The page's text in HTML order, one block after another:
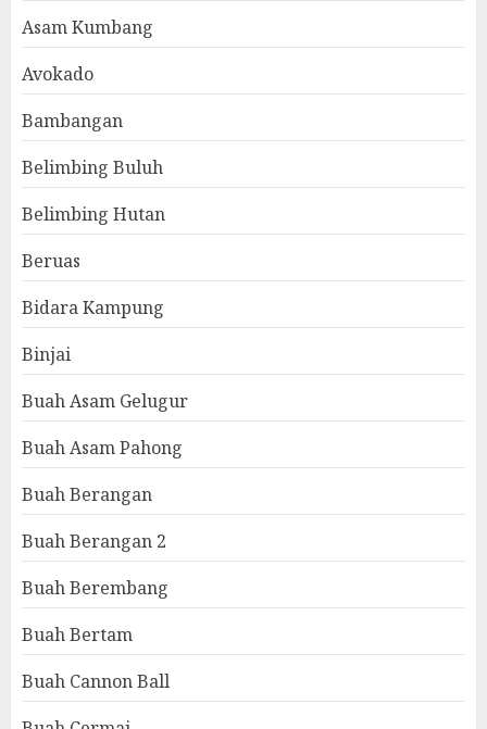
Asam Kumbang
Avokado
Bambangan
Belimbing Buluh
Belimbing Hutan
Beruas
Bidara Kampung
Binjai
Buah Asam Gelugur
Buah Asam Pahong
Buah Berangan
Buah Berangan 2
Buah Berembang
Buah Bertam
Buah Cannon Ball